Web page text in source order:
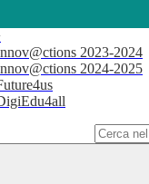
2023-2024
2024-2025